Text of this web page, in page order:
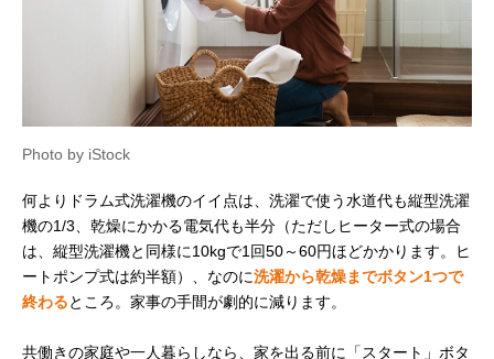
Photo by iStock
何よりドラム式洗濯機のイイ点は、洗濯で使う水道代も縦型洗濯
機の1/3、乾燥にかかる電気代も半分（ただしヒーター式の場合
は、縦型洗濯機と同様に10kgで1回50～60円ほどかかります。ヒ
ートポンプ式は約半額）、なのに洗濯から乾燥までボタン1つで
終わるところ。家事の手間が劇的に減ります。
共働きの家庭や一人暮らしなら、家を出る前に「スタート」ボタ